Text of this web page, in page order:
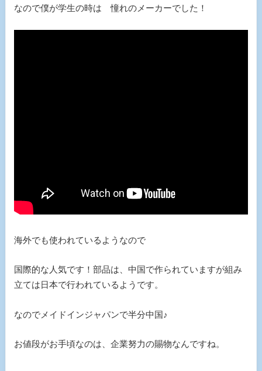
なので僕が学生の時は 憧れのメーカーでした！
海外でも使われているようなので
国際的な人気です！部品は、中国で作られていますが組み
立ては日本で行われているようです。
なのでメイドインジャパンで半分中国♪
お値段がお手頃なのは、企業努力の賜物なんですね。